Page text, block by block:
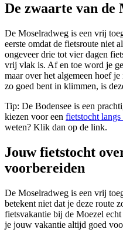
De zwaarte van de
De Moselradweg is een vrij
eerste omdat de fietsroute niet
ongeveer drie tot vier dagen
vrij vlak is. Af en toe word je
maar over het algemeen hoef
zo goed bent in klimmen, is
Tip: De Bodensee is een
kiezen voor een fietstocht langs
weten? Klik dan op de link.
Jouw fietstocht
voorbereiden
De Moselradweg is een vrij
betekent niet dat je deze route
fietsvakantie bij de Moezel
je jouw vakantie altijd goed